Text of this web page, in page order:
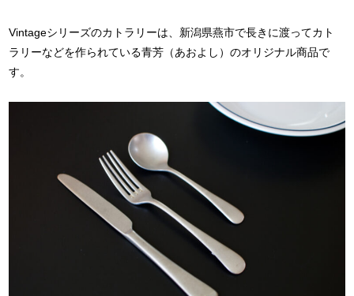
Vintageシリーズのカトラリーは、新潟県燕市で長きに渡ってカト
ラリーなどを作られている青芳（あおよし）のオリジナル商品で
す。